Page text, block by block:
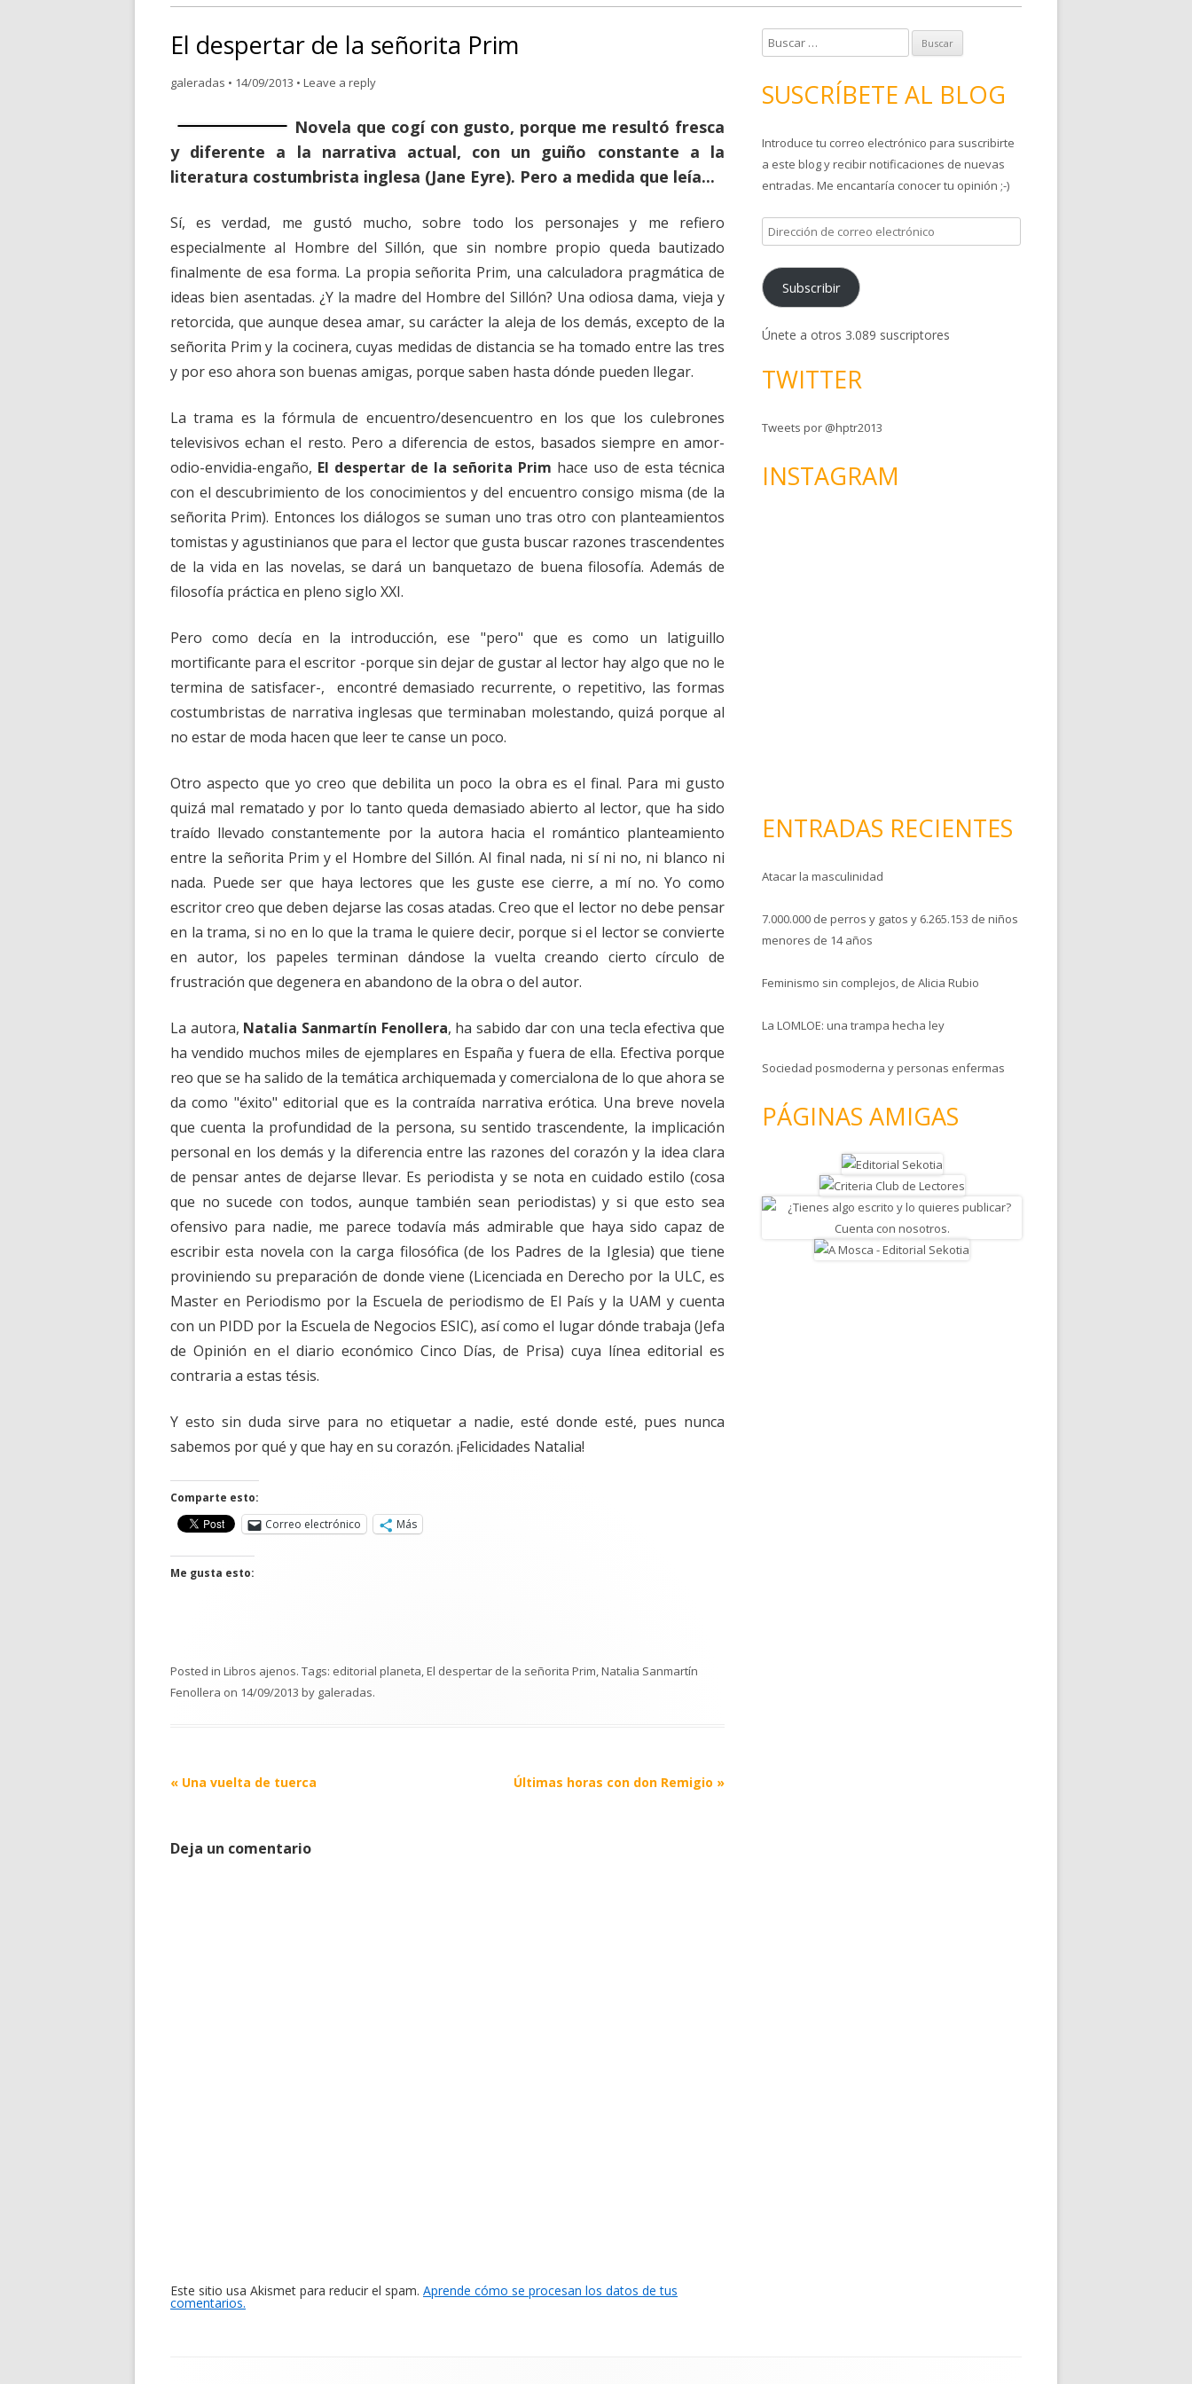
El despertar de la señorita Prim
galeradas • 14/09/2013 • Leave a reply
Novela que cogí con gusto, porque me resultó fresca
y diferente a la narrativa actual, con un guiño constante a la
literatura costumbrista inglesa (Jane Eyre). Pero a medida que leía...
Sí, es verdad, me gustó mucho, sobre todo los personajes y me refiero
especialmente al Hombre del Sillón, que sin nombre propio queda bautizado
finalmente de esa forma. La propia señorita Prim, una calculadora pragmática de
ideas bien asentadas. ¿Y la madre del Hombre del Sillón? Una odiosa dama, vieja y
retorcida, que aunque desea amar, su carácter la aleja de los demás, excepto de la
señorita Prim y la cocinera, cuyas medidas de distancia se ha tomado entre las tres
y por eso ahora son buenas amigas, porque saben hasta dónde pueden llegar.
La trama es la fórmula de encuentro/desencuentro en los que los culebrones
televisivos echan el resto. Pero a diferencia de estos, basados siempre en amor-
odio-envidia-engaño, El despertar de la señorita Prim hace uso de esta técnica
con el descubrimiento de los conocimientos y del encuentro consigo misma (de la
señorita Prim). Entonces los diálogos se suman uno tras otro con planteamientos
tomistas y agustinianos que para el lector que gusta buscar razones trascendentes
de la vida en las novelas, se dará un banquetazo de buena filosofía. Además de
filosofía práctica en pleno siglo XXI.
Pero como decía en la introducción, ese "pero" que es como un latiguillo
mortificante para el escritor -porque sin dejar de gustar al lector hay algo que no le
termina de satisfacer-, encontré demasiado recurrente, o repetitivo, las formas
costumbristas de narrativa inglesas que terminaban molestando, quizá porque al
no estar de moda hacen que leer te canse un poco.
Otro aspecto que yo creo que debilita un poco la obra es el final. Para mi gusto
quizá mal rematado y por lo tanto queda demasiado abierto al lector, que ha sido
traído llevado constantemente por la autora hacia el romántico planteamiento
entre la señorita Prim y el Hombre del Sillón. Al final nada, ni sí ni no, ni blanco ni
nada. Puede ser que haya lectores que les guste ese cierre, a mí no. Yo como
escritor creo que deben dejarse las cosas atadas. Creo que el lector no debe pensar
en la trama, si no en lo que la trama le quiere decir, porque si el lector se convierte
en autor, los papeles terminan dándose la vuelta creando cierto círculo de
frustración que degenera en abandono de la obra o del autor.
La autora, Natalia Sanmartín Fenollera, ha sabido dar con una tecla efectiva que
ha vendido muchos miles de ejemplares en España y fuera de ella. Efectiva porque
reo que se ha salido de la temática archiquemada y comercialona de lo que ahora se
da como "éxito" editorial que es la contraída narrativa erótica. Una breve novela
que cuenta la profundidad de la persona, su sentido trascendente, la implicación
personal en los demás y la diferencia entre las razones del corazón y la idea clara
de pensar antes de dejarse llevar. Es periodista y se nota en cuidado estilo (cosa
que no sucede con todos, aunque también sean periodistas) y si que esto sea
ofensivo para nadie, me parece todavía más admirable que haya sido capaz de
escribir esta novela con la carga filosófica (de los Padres de la Iglesia) que tiene
proviniendo su preparación de donde viene (Licenciada en Derecho por la ULC, es
Master en Periodismo por la Escuela de periodismo de El País y la UAM y cuenta
con un PIDD por la Escuela de Negocios ESIC), así como el lugar dónde trabaja (Jefa
de Opinión en el diario económico Cinco Días, de Prisa) cuya línea editorial es
contraria a estas tésis.
Y esto sin duda sirve para no etiquetar a nadie, esté donde esté, pues nunca
sabemos por qué y que hay en su corazón. ¡Felicidades Natalia!
Comparte esto:
Correo electrónico
Más
Me gusta esto:
Posted in Libros ajenos. Tags: editorial planeta,El despertar de la señorita Prim,Natalia Sanmartín
Fenollera on 14/09/2013 by galeradas.
Post
« Una vuelta de tuerca Últimas horas con don Remigio »
Deja un comentario
Este sitio usa Akismet para reducir el spam. Aprende cómo se procesan los datos de tus
comentarios.
u
c
r
:
SUSCRÍBETE AL BLOG
Introduce tu correo electrónico para suscribirte
a este blog y recibir notificaciones de nuevas
entradas. Me encantaría conocer tu opinión ;-)
D
i
e
c
ó
o
Subscribir
Únete a otros 3.089 suscriptores
TWITTER
Tweets por @hptr2013
INSTAGRAM
ENTRADAS RECIENTES
Atacar la masculinidad
7.000.000 de perros y gatos y 6.265.153 de niños
menores de 14 años
Feminismo sin complejos, de Alicia Rubio
La LOMLOE: una trampa hecha ley
Sociedad posmoderna y personas enfermas
PÁGINAS AMIGAS